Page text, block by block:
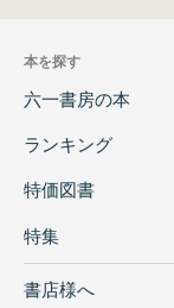
本を探す
六一書房の本
ランキング
特価図書
特集
書店様へ